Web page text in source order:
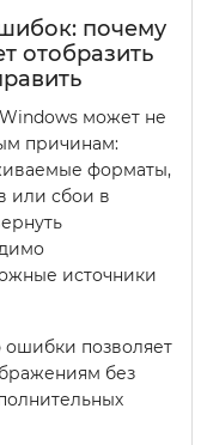
почему
отобразить
может не
причинам:
форматы,
или сбои в
источники
позволяет
без